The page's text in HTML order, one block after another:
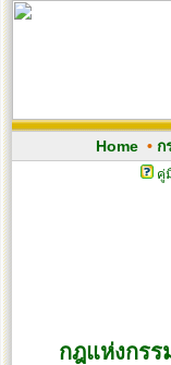
Home• ก
คู่
กฎแห่งกรร